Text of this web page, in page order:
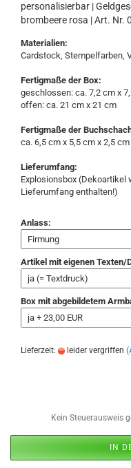
personalisierbar |
brombeere rosa | Art. Nr.
Materialien:
Cardstock, Stempelfarben,
Fertigmaße der Box:
geschlossen: ca. 7,2 cm x
offen: ca. 21 cm x 21 cm
Fertigmaße der
ca. 6,5 cm x 5,5 cm x 2,5 cm
Lieferumfang:
Explosionsbox (Dekoartikel
Lieferumfang enthalten!)
Anlass:
Artikel mit eigenen Texten/
Box mit abgebildetem
Lieferzeit: leider vergriffen
Kein Steuerausweis
IN